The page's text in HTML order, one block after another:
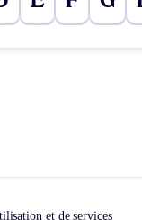
et de services